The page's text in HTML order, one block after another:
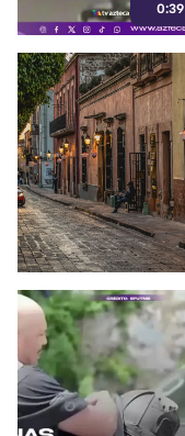
0:39